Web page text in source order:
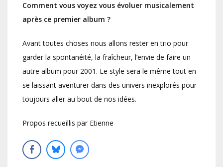
Comment vous voyez vous évoluer musicalement
après ce premier album ?
Avant toutes choses nous allons rester en trio pour
garder la spontanéité, la fraîcheur, l’envie de faire un
autre album pour 2001. Le style sera le même tout en
se laissant aventurer dans des univers inexplorés pour
toujours aller au bout de nos idées.
Propos recueillis par Etienne